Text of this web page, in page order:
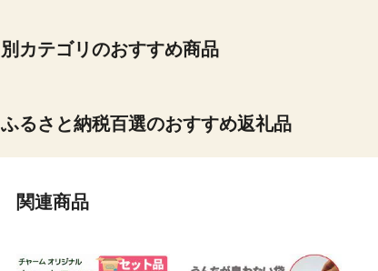
別カテゴリのおすすめ商品
ふるさと納税百選のおすすめ返礼品
関連商品